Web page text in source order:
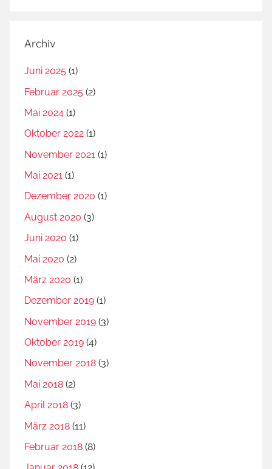
Archiv
Juni 2025 (1)
Februar 2025 (2)
Mai 2024 (1)
Oktober 2022 (1)
November 2021 (1)
Mai 2021 (1)
Dezember 2020 (1)
August 2020 (3)
Juni 2020 (1)
Mai 2020 (2)
März 2020 (1)
Dezember 2019 (1)
November 2019 (3)
Oktober 2019 (4)
November 2018 (3)
Mai 2018 (2)
April 2018 (3)
März 2018 (11)
Februar 2018 (8)